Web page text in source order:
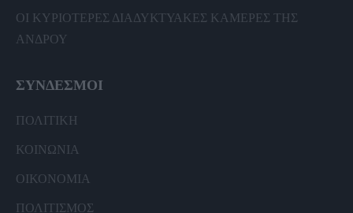
ΟΙ ΚΥΡΙΟΤΕΡΕΣ ΔΙΑΔΥΚΤΥΑΚΕΣ ΚΑΜΕΡΕΣ ΤΗΣ
ΑΝΔΡΟΥ
ΣΥΝΔΕΣΜΟΙ
ΠΟΛΙΤΙΚΗ
ΚΟΙΝΩΝΙΑ
ΟΙΚΟΝΟΜΙΑ
ΠΟΛΙΤΙΣΜΟΣ